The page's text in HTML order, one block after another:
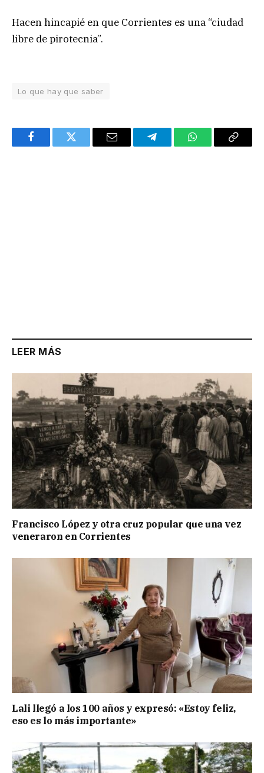
Hacen hincapié en que Corrientes es una “ciudad
libre de pirotecnia”.
Lo que hay que saber
FacebookTwitter Email TelegramWhatsAppCopy
LEER MÁS
Francisco López y otra cruz popular que una vez
veneraron en Corrientes
Lali llegó a los 100 años y expresó: «Estoy feliz,
eso es lo más importante»